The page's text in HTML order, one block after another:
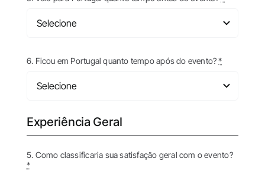
6. Ficou em Portugal quanto tempo após do evento?*
Experiência Geral
5. Como classificaria sua satisfação geral com o evento?
*